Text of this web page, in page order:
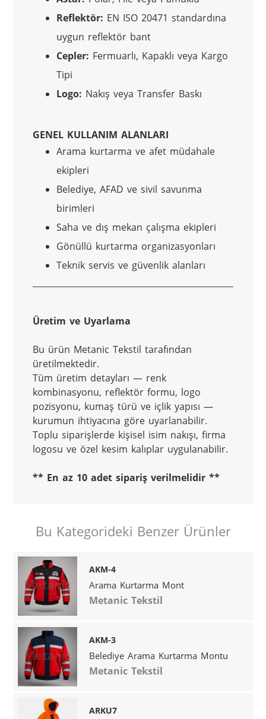
Reflektör: EN ISO 20471 standardına
uygun reflektör bant
Cepler: Fermuarlı, Kapaklı veya Kargo
Tipi
Logo: Nakış veya Transfer Baskı
GENEL KULLANIM ALANLARI
Arama kurtarma ve afet müdahale
ekipleri
Belediye, AFAD ve sivil savunma
birimleri
Saha ve dış mekan çalışma ekipleri
Gönüllü kurtarma organizasyonları
Teknik servis ve güvenlik alanları
Üretim ve Uyarlama
Bu ürün Metanic Tekstil tarafından
üretilmektedir.
Tüm üretim detayları — renk
kombinasyonu, reflektör formu, logo
pozisyonu, kumaş türü ve içlik yapısı —
kurumun ihtiyacına göre uyarlanabilir.
Toplu siparişlerde kişisel isim nakışı, firma
** En az 10 adet sipariş verilmelidir **
Bu Kategorideki Benzer Ürünler
AKM-4
Arama Kurtarma Mont
Metanic Tekstil
AKM-3
Belediye Arama Kurtarma Montu
Metanic Tekstil
ARKU7